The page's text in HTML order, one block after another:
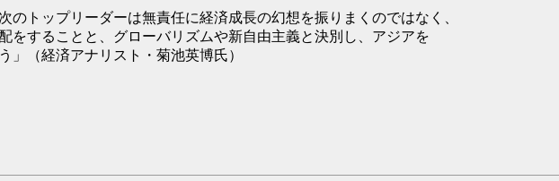
のトップリーダーは無責任に経済成長の幻想を振りまくのではなく、
をすることと、グローバリズムや新自由主義と決別し、アジアを
」（経済アナリスト・菊池英博氏）